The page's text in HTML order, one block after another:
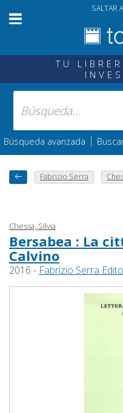
SALTAR
TU
Búsqueda avanzada |
Fabrizio Serra
Chessa, Silvia
Bersabea : La
Calvino
2016 - Fabrizio Serra